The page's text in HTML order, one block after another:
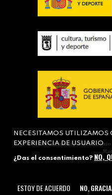
Actividad subvencionada por el Ministerio
NECESITAMOS UTILIZAMOS
EXPERIENCIA DE USUARIO
¿Das el consentimiento? NO,
ESTOY DE ACUERDO NO,